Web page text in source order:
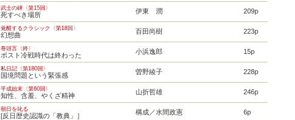
武士の碑〈第15回〉
死すべき場所 伊東 潤 209p
覚醒するクラシック〈第18回〉
幻想曲 百田尚樹 223p
巻頭言〈終〉
ポスト冷戦時代は終わった 小浜逸郎 15p
私日記〈第180回〉
国境問題という緊張感 曽野綾子 228p
平成始末〈第60回〉
知性、含羞、やくざ精神 山折哲雄 246p
朝日を叱る
[反日歴史認識の「教典」］ 構成／水間政憲 6p